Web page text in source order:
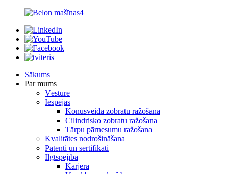
Sākums
Par mums
Vēsture
Iespējas
Konusveida zobratu ražošana
Cilindrisko zobratu ražošana
Tārpu pārnesumu ražošana
Kvalitātes nodrošināšana
Patenti un sertifikāti
Ilgtspējība
Karjera